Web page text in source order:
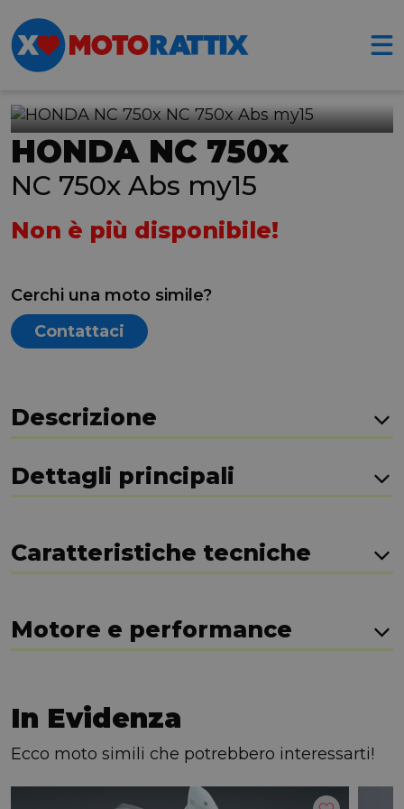
HONDA NC 750x
NC 750x Abs my15
Non è più disponibile!
Cerchi una moto simile?
Contattaci
Descrizione
Dettagli principali
Caratteristiche tecniche
Motore e performance
In Evidenza
Ecco moto simili che potrebbero interessarti!